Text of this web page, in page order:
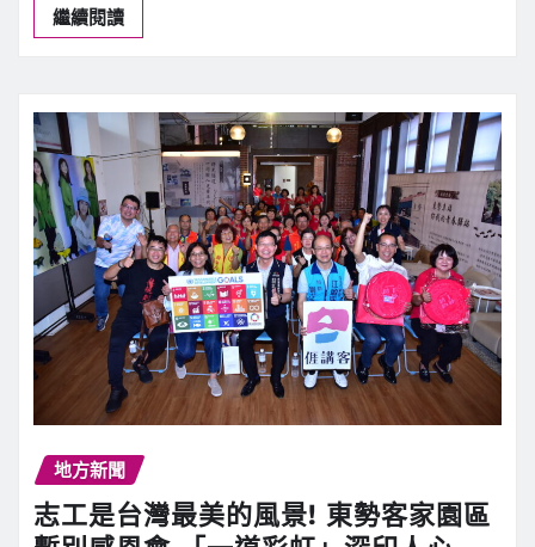
繼續閱讀
地方新聞
志工是台灣最美的風景! 東勢客家園區